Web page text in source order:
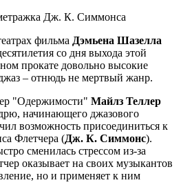
фильма Дэмьена Шазелла
со дня выхода этой
прокате довольно высокие
– отнюдь не мертвый жанр.
"Одержимости" Майлз Теллер
начинающего джазового
возможность присоединиться к
Флетчера (Дж. К. Симмонс).
сменилась стрессом из-за
оказывает на своих музыкантов
но и применяет к ним